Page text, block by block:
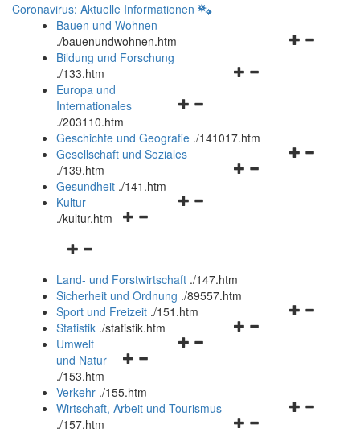
Coronavirus: Aktuelle Informationen
Bauen und Wohnen
./bauenundwohnen.htm
Navigationsmenü
Bildung und Forschung
./133.htm
Navigationsmenü
und
schließen
Europa und
Internationales
./203110.htm
Geschichte und Geografie ./141017.htm
Navigationsmenü
Gesellschaft und Soziales
./139.htm
Navigationsmenü
Gesundheit ./141.htm
Navigationsmenü
Kultur
./kultur.htm
Navigationsmenü
und
schließen
Land- und Forstwirtschaft ./147.htm
Sicherheit und Ordnung ./89557.htm
Navigationsmenü
Sport und Freizeit ./151.htm
Navigationsmenü
Statistik ./statistik.htm
Navigationsmenü
und
schließen
Umwelt
und Natur
./153.htm
Verkehr ./155.htm
Navigationsmenü
Wirtschaft, Arbeit und Tourismus
./157.htm